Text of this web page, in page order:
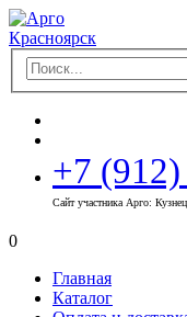
+7
Сайт участника Арго:
0
Главная
Каталог